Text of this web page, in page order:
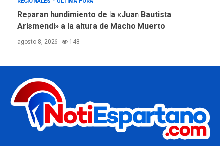
Reparan hundimiento de la «Juan Bautista
Arismendi» a la altura de Macho Muerto
agosto 8, 2026 148